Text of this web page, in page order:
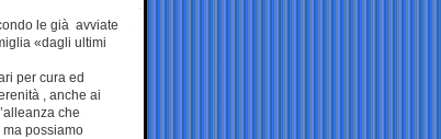
le già avviate
«dagli ultimi
per cura ed
, anche ai
che
ma possiamo